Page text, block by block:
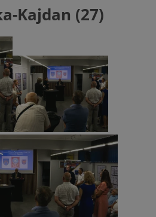
Kajdan (27)